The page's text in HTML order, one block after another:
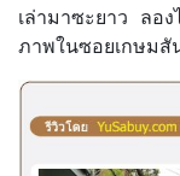
เล่ามาซะยาว ลอ
ภาพในซอยเกษม